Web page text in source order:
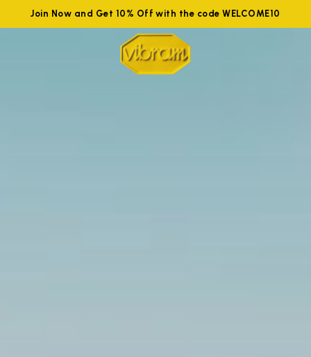
Join Now and Get 10% Off with the code WELCOME10